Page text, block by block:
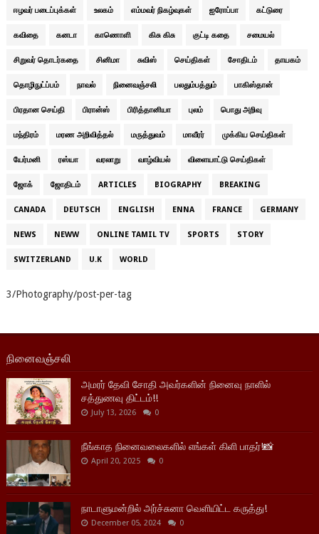
ஈழவர் படைப்புக்கள் உலகம் எம்மவர் நிகழ்வுகள் ஐரோப்பா கட்டுரை
கவிதை கனடா காணொளி கிசு கிசு குட்டி கதை சமையல்
சிறுவர் தொடர்கதை சினிமா சுவிஸ் செய்திகள் சோதிடம் தாயகம்
தொழிநுட்ப்பம் நாவல் நினைவஞ்சலி பலதும்பத்தும் பாகிஸ்தான்
பிரதான செய்தி பிரான்ஸ் பிரித்தானியா புலம் பொது அறிவு
மந்திரம் மரண அறிவித்தல் மருத்துவம் மாவீரர் முக்கிய செய்திகள்
யேர்மனி ரஸ்யா வரலாறு வாழ்வியல் விளையாட்டு செய்திகள்
ஜோக் ஜோதிடம் ARTICLES BIOGRAPHY BREAKING
CANADA DEUTSCH ENGLISH ENNA FRANCE GERMANY
NEWS NEWW ONLINE TAMIL TV SPORTS STORY
SWITZERLAND U.K WORLD
3/Photography/post-per-tag
நினைவஞ்சலி
அமரர் தேவி சோதி அவர்களின் நினைவு நாளில்
சத்துணவு திட்டம்!!
July 13, 2026 0
நீங்காத நினைவலைகளில் எங்கள் கிளி பாதர்!📸
April 20, 2025 0
நாடாளுமன்றில் அர்ச்சுனா வெளியிட்ட கருத்து!
December 05, 2024 0